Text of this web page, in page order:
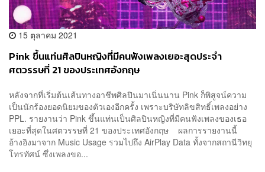
15 ตุลาคม 2021
Pink ขึ้นแท่นศิลปินหญิงที่มีคนฟังเพลงเยอะสุดประจำ
ศตวรรษที่ 21 ของประเทศอังกฤษ
หลังจากที่เริ่มต้นเส้นทางอาชีพศิลปินมาเนิ่นนาน Pink ก็พิสูจน์ความ
เป็นนักร้องยอดนิยมของตัวเองอีกครั้ง เพราะบริษัทลิขสิทธิ์เพลงอย่าง
PPL. รายงานว่า Pink ขึ้นแท่นเป็นศิลปินหญิงที่มีคนฟังเพลงของเธอ
เยอะที่สุดในศตวรรษที่ 21 ของประเทศอังกฤษ ผลการรายงานนี้
อ้างอิงมาจาก Music Usage รวมไปถึง AirPlay Data ทั้งจากสถานีวิทยุ
โทรทัศน์ ซึ่งเพลงขอ...